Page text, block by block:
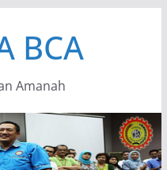
BCA
Amanah